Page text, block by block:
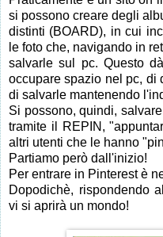
si possono creare degli
distinti (BOARD), in cui
le foto che, navigando in
salvarle sul pc. Questo
occupare spazio nel pc, di
di salvarle mantenendo
Si possono, quindi,
tramite il REPIN,
altri utenti che le hanno
Partiamo però dall'inizio!
Per entrare in Pinterest è
Dopodichè, rispondendo
vi si aprirà un mondo!